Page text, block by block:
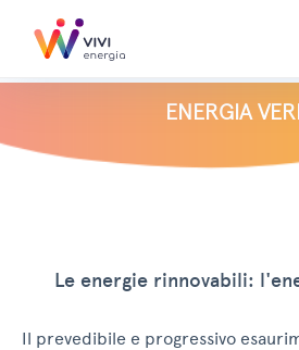
ENERGIA
Le energie rinnovabili:
Il prevedibile e progressivo